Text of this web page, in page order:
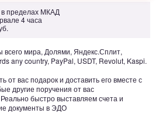
в пределах МКАД
4 часа
мира, Долями, Яндекс.Сплит,
any country, PayPal, USDT, Revolut, Kaspi.
от вас подарок и доставить его вместе с
другие поручения от вас
быстро выставляем счета и
документы в ЭДО